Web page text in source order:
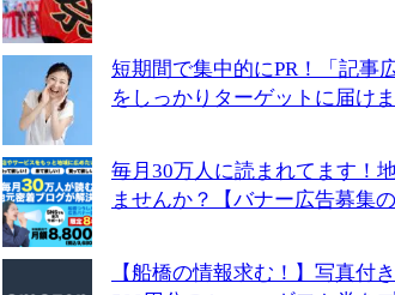
短期間で集中的にPR！「記事
をしっかりターゲットに届け
毎月30万人に読まれてます！
ませんか？【バナー広告募集の
【船橋の情報求む！】写真付